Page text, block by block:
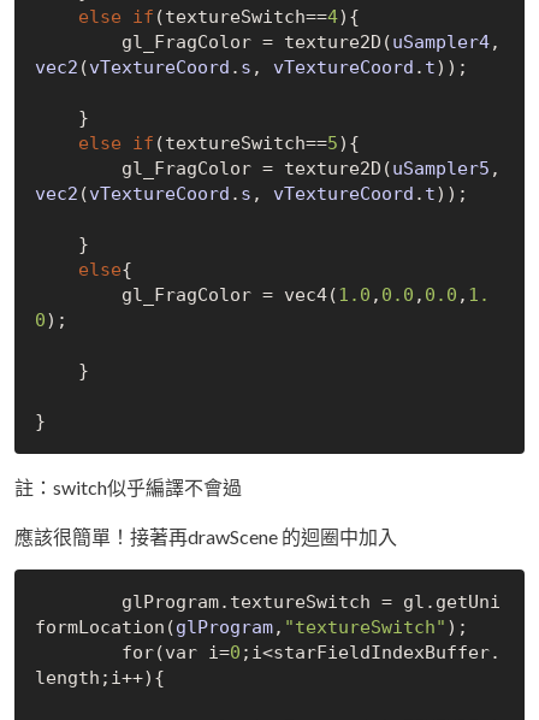
else
if (textureSwitch==4){
        gl_FragColor = texture2
D(uSampler4
vec2 (vTextureCoord . s , vTextureCoord . t) );
else
if (textureSwitch==5){
        gl_FragColor = texture2
D(uSampler5
vec2 (vTextureCoord . s , vTextureCoord . t) );
else{
        gl_FragColor = vec4(
1.0 , 0.0 , 0.0 , 1.
0);
註：switch似乎編譯不會過
應該很簡單！接著再drawScene 的迴圈中加入
	glProgram.textureSwitch = gl.get
Uni
formLocation(glProgram, "textureSwitch" ) ;
	for(var i=
0 ;i<starFieldIndexBuffer.
length;i++){